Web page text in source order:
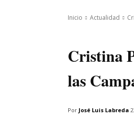
Inicio Actualidad
Cristina
las
Por José Luis Labreda